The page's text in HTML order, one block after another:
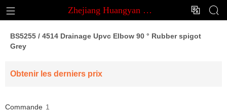
 Zhejiang Huangyan Minghua Plastic Pipe Fitting Co.,Ltd.  
Zhejiang Huangyan Minghua Plastic Pipe Fitting Co.,Ltd.
BS5255 / 4514 Drainage Upvc Elbow 90 ° Rubber spigot
Grey
Obtenir les derniers prix
Commande 1